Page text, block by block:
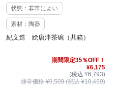
状態：非常によい
素材：陶器
紀文造 絵唐津茶碗（共箱）
期間限定35％OFF！
¥6,175
(税込 ¥6,793)
通常価格 ¥9,500 (税込 ¥10,450)